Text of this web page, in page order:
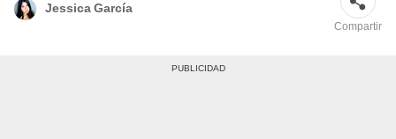
Jessica García
Compartir